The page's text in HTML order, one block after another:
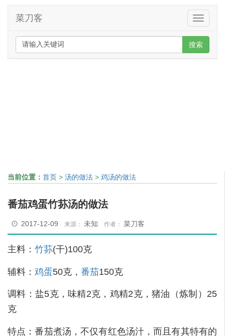
Toggle
菜刀客
搜索
当前位置： 首页 > 汤的做法 > 鸡汤的做法
番茄鸡蛋竹荪汤的做法
2017-12-09 来源： 未知 作者： 菜刀客
主料： 竹荪(干)100克
辅料： 鸡蛋50克， 番茄150克
调料：盐5克，味精2克，鸡精2克，猪油（炼制）25
克
特点：番茄煮汤，不仅有红色汤汁，而且有其特有的